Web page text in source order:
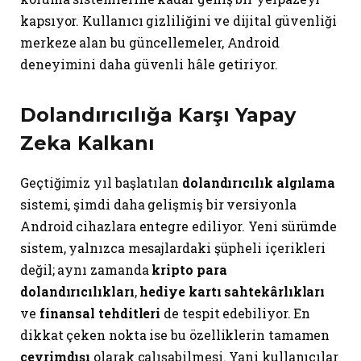
kapsıyor. Kullanıcı gizliliğini ve dijital güvenliği
merkeze alan bu güncellemeler, Android
deneyimini daha güvenli hâle getiriyor.
Dolandırıcılığa Karşı Yapay
Zeka Kalkanı
Geçtiğimiz yıl başlatılan dolandırıcılık algılama
sistemi, şimdi daha gelişmiş bir versiyonla
Android cihazlara entegre ediliyor. Yeni sürümde
sistem, yalnızca mesajlardaki şüpheli içerikleri
değil; aynı zamandakripto para
dolandırıcılıkları,hediye kartı sahtekârlıkları
ve finansal tehditleri de tespit edebiliyor. En
dikkat çeken nokta ise bu özelliklerin tamamen
çevrimdışı olarak çalışabilmesi. Yani kullanıcılar